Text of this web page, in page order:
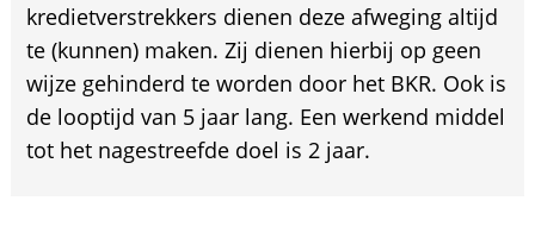
kredietverstrekkers dienen deze afweging altijd
te (kunnen) maken. Zij dienen hierbij op geen
wijze gehinderd te worden door het BKR. Ook is
de looptijd van 5 jaar lang. Een werkend middel
tot het nagestreefde doel is 2 jaar.